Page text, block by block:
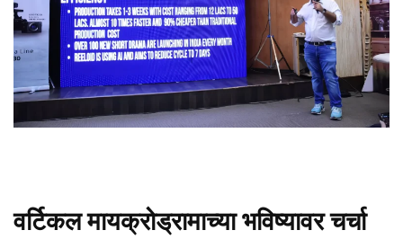
वर्टिकल मायक्रोड्रामाच्या भविष्यावर चर्चा